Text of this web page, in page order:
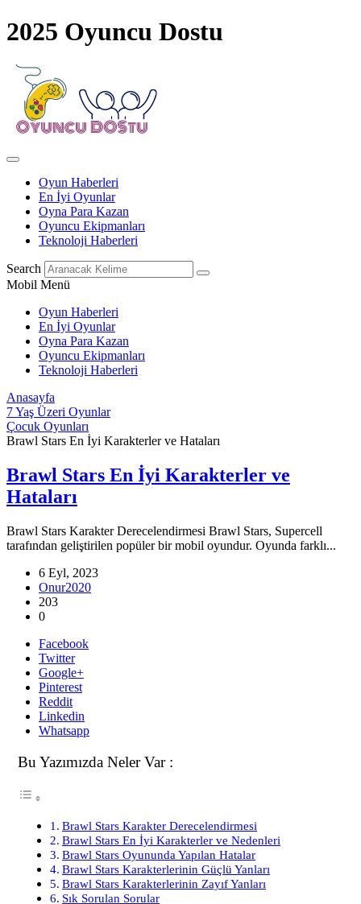
2025 Oyuncu Dostu
Oyun Haberleri
En İyi Oyunlar
Oyna Para Kazan
Oyuncu Ekipmanları
Teknoloji Haberleri
Search
Mobil Menü
Oyun Haberleri
En İyi Oyunlar
Oyna Para Kazan
Oyuncu Ekipmanları
Teknoloji Haberleri
Anasayfa
7 Yaş Üzeri Oyunlar
Çocuk Oyunları
Brawl Stars En İyi Karakterler ve Hataları
Brawl Stars En İyi Karakterler ve
Hataları
Brawl Stars Karakter Derecelendirmesi Brawl Stars, Supercell
tarafından geliştirilen popüler bir mobil oyundur. Oyunda farklı...
6 Eyl, 2023
Onur2020
203
0
Facebook
Twitter
Google+
Pinterest
Reddit
Linkedin
Whatsapp
Bu Yazımızda Neler Var :
Brawl Stars Karakter Derecelendirmesi
Brawl Stars En İyi Karakterler ve Nedenleri
Brawl Stars Oyununda Yapılan Hatalar
Brawl Stars Karakterlerinin Güçlü Yanları
Brawl Stars Karakterlerinin Zayıf Yanları
Sık Sorulan Sorular